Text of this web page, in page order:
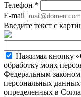
Телефон *
E-mail
Введите текст с
Нажимая кнопку
обработку моих
Федеральным
персональных
определенных в